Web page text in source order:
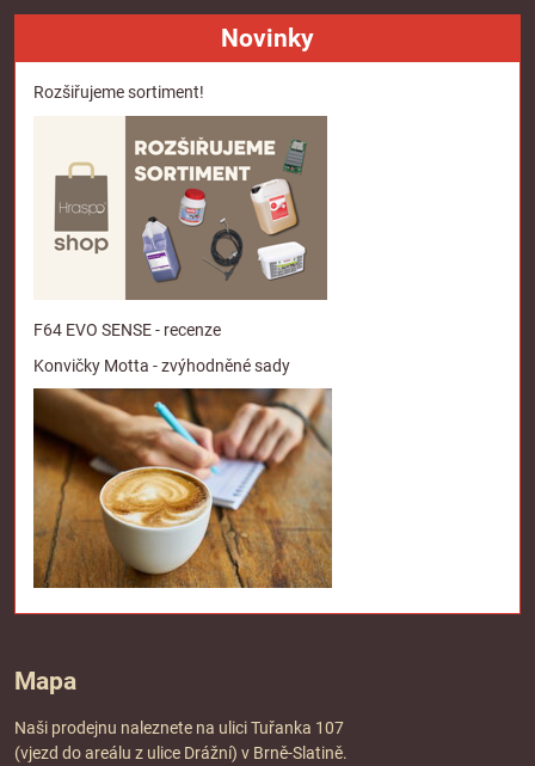
Novinky
Rozšiřujeme sortiment!
F64 EVO SENSE - recenze
Konvičky Motta - zvýhodněné sady
Mapa
Naši prodejnu naleznete na ulici Tuřanka 107
(vjezd do areálu z ulice Drážní) v Brně-Slatině.